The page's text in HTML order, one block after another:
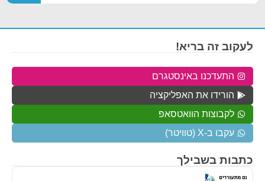
כתבות בשבילך
לעקוב זה בריא!
התעדכנו באינסטגרם
הורידו את האפליקציה
לקבוצות הוואטסאפ
עקבו ב-X (טוויטר)